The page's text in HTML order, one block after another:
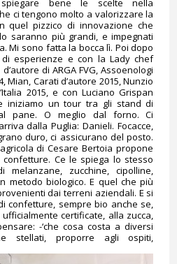
bene le scelte nella
ci tengono molto a valorizzare la
quel pizzico di innovazione che
saranno più grandi, e impegnati
Mi sono fatta la bocca lì. Poi dopo
esperienze e con la Lady chef
di ARGA FVG, Assoenologi
Mian, Carati d’autore 2015, Nunzio
2015, e con Luciano Grispan
iniziamo un tour tra gli stand di
pane. O meglio dal forno. Ci
dalla Puglia: Danieli. Focacce,
duro, ci assicurano del posto.
agricola di Cesare Bertoia propone
confetture. Ce le spiega lo stesso
melanzane, zucchine, cipolline,
metodo biologico. E quel che più
dai terreni aziendali. E si
confetture, sempre bio anche se,
certificate, alla zucca,
-‘che cosa costa a diversi
stellati, proporre agli ospiti,